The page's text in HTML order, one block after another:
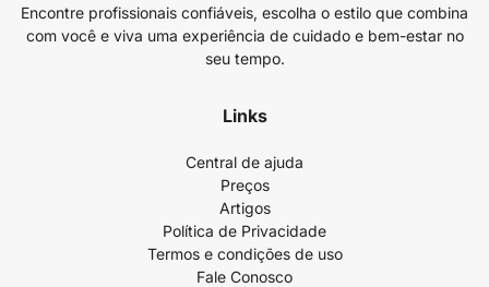
Encontre profissionais confiáveis, escolha o estilo que combina
com você e viva uma experiência de cuidado e bem-estar no
seu tempo.
Links
Central de ajuda
Preços
Artigos
Política de Privacidade
Termos e condições de uso
Fale Conosco